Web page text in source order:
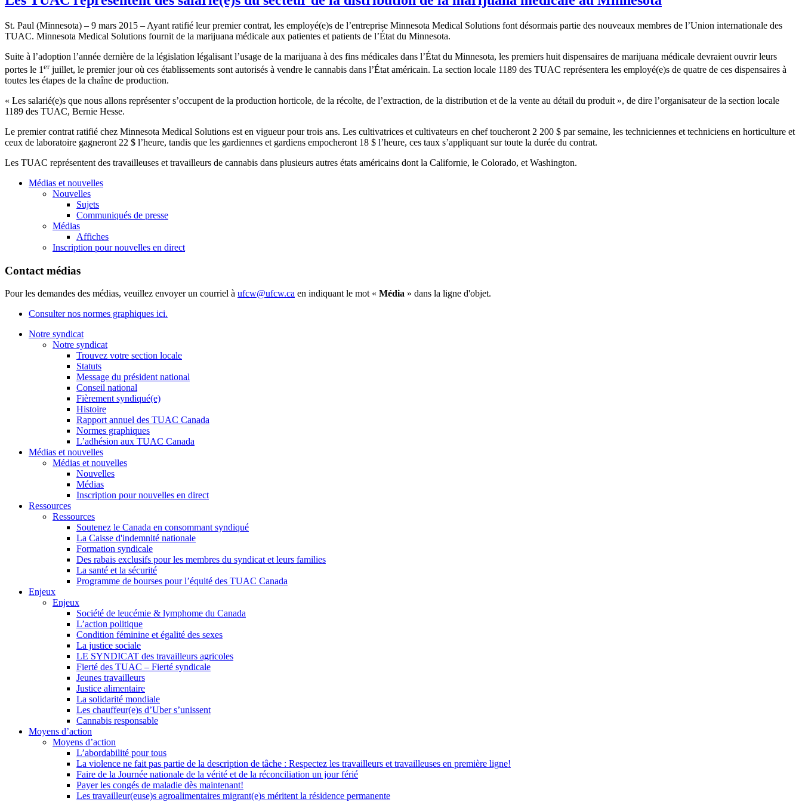
St. Paul (Minnesota) – 9 mars 2015 – Ayant ratifié leur premier contrat, les employé(e)s de l’entreprise Minnesota Medical Solutions font désormais partie des nouveaux membres de l’Union internationale des
TUAC. Minnesota Medical Solutions fournit de la marijuana médicale aux patientes et patients de l’État du Minnesota.
Suite à l’adoption l’année dernière de la législation légalisant l’usage de la marijuana à des fins médicales dans l’État du Minnesota, les premiers huit dispensaires de marijuana médicale devraient ouvrir leurs
portes le 1 erjuillet, le premier jour où ces établissements sont autorisés à vendre le cannabis dans l’État américain. La section locale 1189 des TUAC représentera les employé(e)s de quatre de ces dispensaires à
toutes les étapes de la chaîne de production.
« Les salarié(e)s que nous allons représenter s’occupent de la production horticole, de la récolte, de l’extraction, de la distribution et de la vente au détail du produit », de dire l’organisateur de la section locale
1189 des TUAC, Bernie Hesse.
Le premier contrat ratifié chez Minnesota Medical Solutions est en vigueur pour trois ans. Les cultivatrices et cultivateurs en chef toucheront 2 200 $ par semaine, les techniciennes et techniciens en horticulture et
ceux de laboratoire gagneront 22 $ l’heure, tandis que les gardiennes et gardiens empocheront 18 $ l’heure, ces taux s’appliquant sur toute la durée du contrat.
Les TUAC représentent des travailleuses et travailleurs de cannabis dans plusieurs autres états américains dont la Californie, le Colorado, et Washington.
Médias et nouvelles
Nouvelles
Sujets
Communiqués de presse
Médias
Affiches
Inscription pour nouvelles en direct
Contact médias
Pour les demandes des médias, veuillez envoyer un courriel à ufcw@ufcw.ca en indiquant le mot « Média » dans la ligne d'objet.
Consulter nos normes graphiques ici.
Notre syndicat
Notre syndicat
Trouvez votre section locale
Statuts
Message du président national
Conseil national
Fièrement syndiqué(e)
Histoire
Rapport annuel des TUAC Canada
Normes graphiques
L’adhésion aux TUAC Canada
Médias et nouvelles
Médias et nouvelles
Nouvelles
Médias
Inscription pour nouvelles en direct
Ressources
Ressources
Soutenez le Canada en consommant syndiqué
La Caisse d'indemnité nationale
Formation syndicale
Des rabais exclusifs pour les membres du syndicat et leurs families
La santé et la sécurité
Programme de bourses pour l’équité des TUAC Canada
Enjeux
Enjeux
Société de leucémie & lymphome du Canada
L’action politique
Condition féminine et égalité des sexes
La justice sociale
LE SYNDICAT des travailleurs agricoles
Fierté des TUAC – Fierté syndicale
Jeunes travailleurs
Justice alimentaire
La solidarité mondiale
Les chauffeur(e)s d’Uber s’unissent
Cannabis responsable
Moyens d’action
Moyens d’action
L’abordabilité pour tous
La violence ne fait pas partie de la description de tâche : Respectez les travailleurs et travailleuses en première ligne!
Faire de la Journée nationale de la vérité et de la réconciliation un jour férié
Payer les congés de maladie dès maintenant!
Les travailleur(euse)s agroalimentaires migrant(e)s méritent la résidence permanente